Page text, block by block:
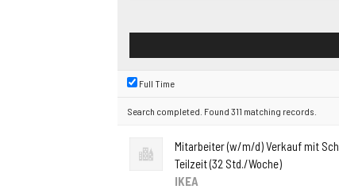
Full Time
Search completed. Found 311 matching records.
Mitarbeiter (w/m/d) Verkauf mit
Teilzeit (32 Std./Woche)
IKEA